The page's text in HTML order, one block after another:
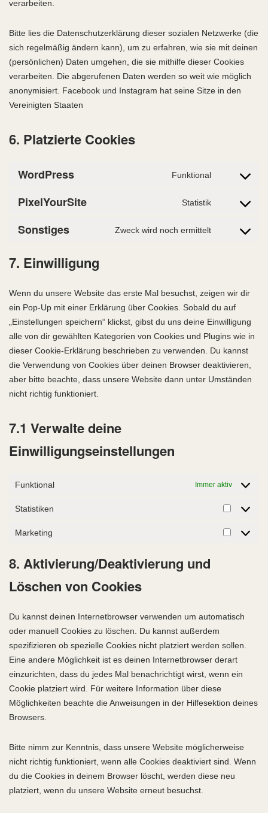
verarbeiten.
Bitte lies die Datenschutzerklärung dieser sozialen Netzwerke (die
sich regelmäßig ändern kann), um zu erfahren, wie sie mit deinen
(persönlichen) Daten umgehen, die sie mithilfe dieser Cookies
verarbeiten. Die abgerufenen Daten werden so weit wie möglich
anonymisiert. Facebook und Instagram hat seine Sitze in den
Vereinigten Staaten
6. Platzierte Cookies
WordPress Funktional
Consent
service
PixelYourSite Statistik
Consent
service
Sonstiges Zweck wird noch ermittelt
Consent
7. Einwilligung
Wenn du unsere Website das erste Mal besuchst, zeigen wir dir
ein Pop-Up mit einer Erklärung über Cookies. Sobald du auf
„Einstellungen speichern“ klickst, gibst du uns deine Einwilligung
alle von dir gewählten Kategorien von Cookies und Plugins wie in
dieser Cookie-Erklärung beschrieben zu verwenden. Du kannst
die Verwendung von Cookies über deinen Browser deaktivieren,
aber bitte beachte, dass unsere Website dann unter Umständen
nicht richtig funktioniert.
7.1 Verwalte deine
Einwilligungseinstellungen
Funktional Immer aktiv
Statistiken
Marketing
8. Aktivierung/Deaktivierung und
Löschen von Cookies
Du kannst deinen Internetbrowser verwenden um automatisch
oder manuell Cookies zu löschen. Du kannst außerdem
spezifizieren ob spezielle Cookies nicht platziert werden sollen.
Eine andere Möglichkeit ist es deinen Internetbrowser derart
einzurichten, dass du jedes Mal benachrichtigt wirst, wenn ein
Cookie platziert wird. Für weitere Information über diese
Möglichkeiten beachte die Anweisungen in der Hilfesektion deines
Browsers.
Bitte nimm zur Kenntnis, dass unsere Website möglicherweise
nicht richtig funktioniert, wenn alle Cookies deaktiviert sind. Wenn
du die Cookies in deinem Browser löscht, werden diese neu
platziert, wenn du unsere Website erneut besuchst.